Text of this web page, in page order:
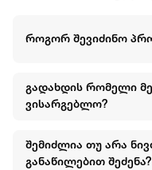
როგორ შევიძინო
გადახდის რომელი
ვისარგებლო?
შემიძლია თუ არა
განაწილებით შეძენა?